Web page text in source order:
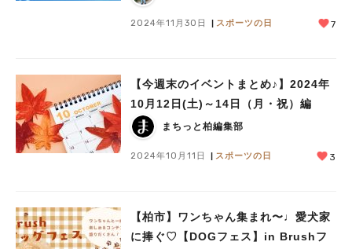
2024年11月30日 スポーツの日 7
【今週末のイベントまとめ♪】2024年
10月12日(土)～14日（月・祝）編
まちっと柏編集部
2024年10月11日 スポーツの日 3
【柏市】ワンちゃん集まれ〜♩愛犬家
に捧ぐ♡【DOGフェス】in Brushフ